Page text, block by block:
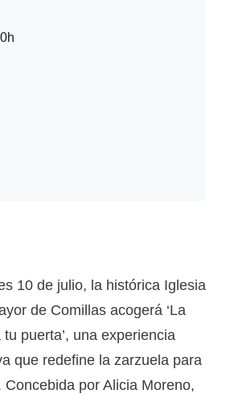
10 de julio, la histórica Iglesia
de Comillas acogerá ‘La
puerta’, una experiencia
que redefine la zarzuela para
por Alicia Moreno,